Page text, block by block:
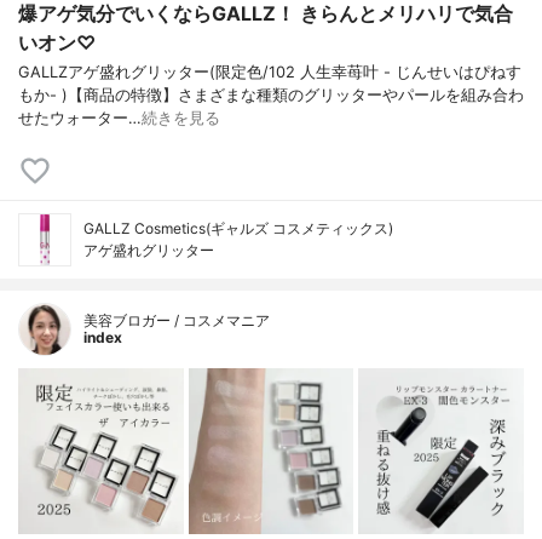
爆アゲ気分でいくならGALLZ！ きらんとメリハリで気合
いオン♡
GALLZアゲ盛れグリッター(限定色/102 人生幸苺叶 - じんせいはぴねす
もか- )【商品の特徴】さまざまな種類のグリッターやパールを組み合わ
せたウォーター…続きを見る
GALLZ Cosmetics(ギャルズ コスメティックス)
アゲ盛れグリッター
美容ブロガー / コスメマニア
index